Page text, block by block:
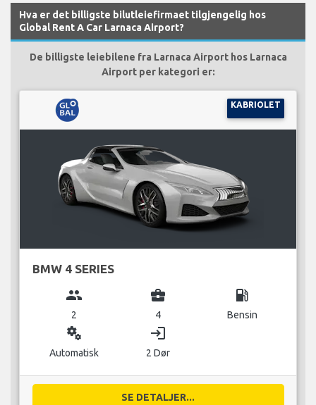
Hva er det billigste bilutleiefirmaet tilgjengelig hos
Global Rent A Car Larnaca Airport?
De billigste leiebilene fra Larnaca Airport hos Larnaca
Airport per kategori er:
KABRIOLET
BMW 4 SERIES
group
2
business_center
4
local_gas_station
Bensin
miscellaneous_services
Automatisk
login
2 Dør
SE DETALJER...